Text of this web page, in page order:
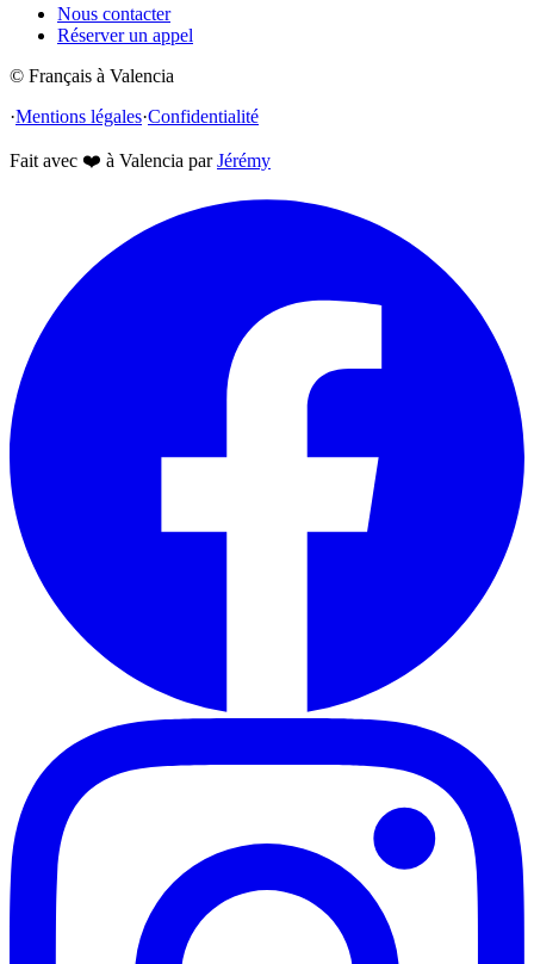
Nous contacter
Réserver un appel
© Français à Valencia
·Mentions légales·Confidentialité
Fait avec ❤️ à Valencia par Jérémy